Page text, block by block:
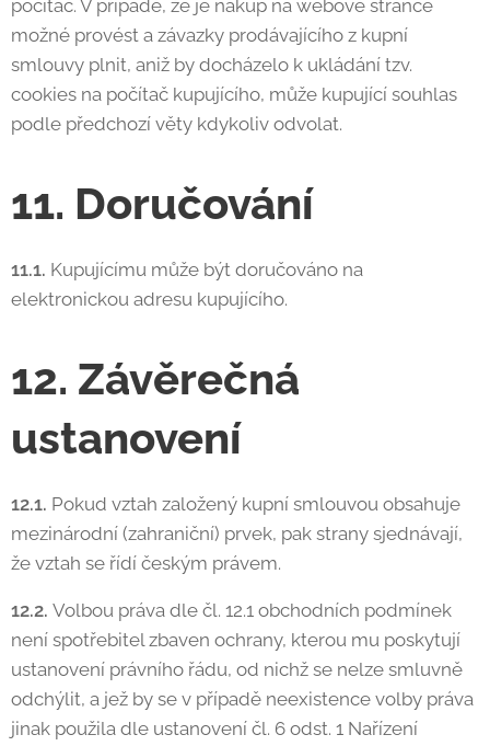
počítač. V případě, že je nákup na webové stránce
možné provést a závazky prodávajícího z kupní
smlouvy plnit, aniž by docházelo k ukládání tzv.
cookies na počítač kupujícího, může kupující souhlas
podle předchozí věty kdykoliv odvolat.
11. Doručování
11.1. Kupujícímu může být doručováno na
elektronickou adresu kupujícího.
12. Závěrečná
ustanovení
12.1. Pokud vztah založený kupní smlouvou obsahuje
mezinárodní (zahraniční) prvek, pak strany sjednávají,
že vztah se řídí českým právem.
12.2. Volbou práva dle čl. 12.1 obchodních podmínek
není spotřebitel zbaven ochrany, kterou mu poskytují
ustanovení právního řádu, od nichž se nelze smluvně
odchýlit, a jež by se v případě neexistence volby práva
jinak použila dle ustanovení čl. 6 odst. 1 Nařízení